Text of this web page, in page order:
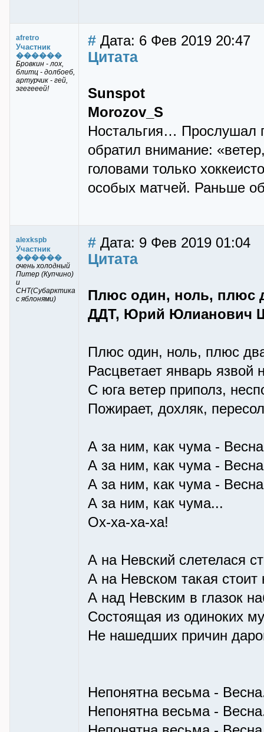
afretro
Участник
������
Бровкин - лох,
блитц - долбоеб,
артурчик - гей,
эгегееей!
# Дата: 6 Фев 2019 20:47
Цитата
Sunspot
Morozov_S
Ностальгия… Прослушал
обратил внимание:
головами только
особых матчей. Раньше
alexkspb
Участник
������
очень холодный
Питер (Купчино)
и
СНТ(Субарктика
с яблонями)
# Дата: 9 Фев 2019 01:04
Цитата
Плюс один, ноль, плюс
ДДТ, Юрий Юлианович
Плюс один, ноль, плюс
Расцветает январь язвой
С юга ветер приполз,
Пожирает, дохляк,
А за ним, как чума -
А за ним, как чума -
А за ним, как чума -
А за ним, как чума...
Ох-ха-ха-ха!
А на Невский слетелася
А на Невском такая стоит
А над Невским в глазок
Состоящая из одиноких
Не нашедших причин
Непонятна весьма -
Непонятна весьма -